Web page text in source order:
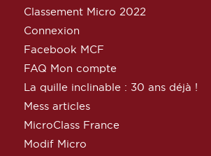
Classement Micro 2022
Connexion
Facebook MCF
FAQ Mon compte
La quille inclinable : 30 ans déjà !
Mess articles
MicroClass France
Modif Micro